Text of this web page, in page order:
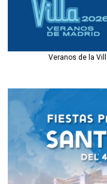
Veranos de la